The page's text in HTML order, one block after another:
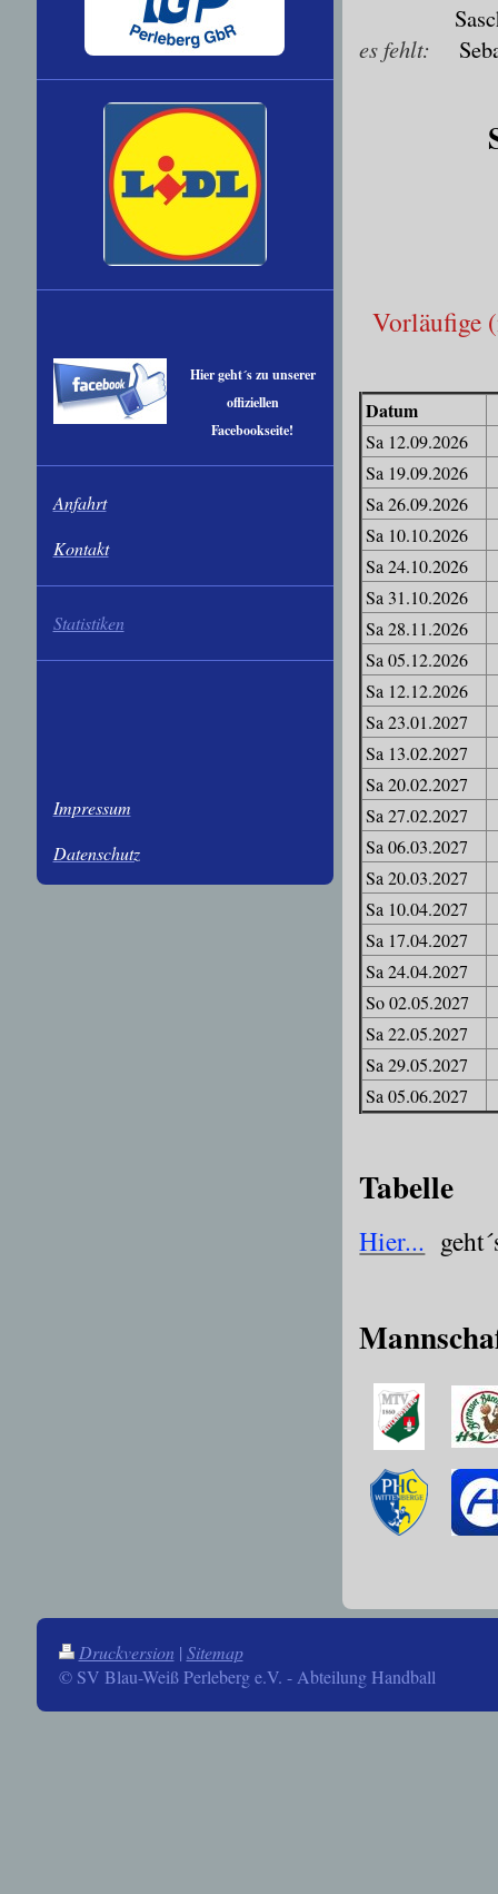
es fehlt:
Vorläufige
Datum
Sa 12.09.2026
Sa 19.09.2026
Sa 26.09.2026
Sa 10.10.2026
Sa 24.10.2026
Sa 31.10.2026
Sa 28.11.2026
Sa 05.12.2026
Sa 12.12.2026
Sa 23.01.2027
Sa 13.02.2027
Sa 20.02.2027
Sa 27.02.2027
Sa 06.03.2027
Sa 20.03.2027
Sa 10.04.2027
Sa 17.04.2027
Sa 24.04.2027
So 02.05.2027
Sa 22.05.2027
Sa 29.05.2027
Sa 05.06.2027
Tabelle
Hier...
Hier geht´s zu unserer
offiziellen
Facebookseite!
Anfahrt
Kontakt
Statistiken
Impressum
Datenschutz
Druckversion | Sitemap
© SV Blau-Weiß Perleberg e.V. - Abteilung Handball